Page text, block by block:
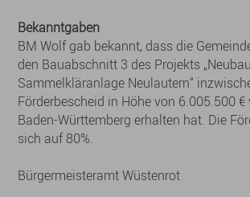
Bekanntgaben
BM Wolf gab bekannt, dass die
den Bauabschnitt 3 des Projekts „Neubau
Sammelkläranlage Neulautern“
Förderbescheid in Höhe von 6.005.500 €
Baden-Württemberg erhalten hat. Die
sich auf 80%.
Bürgermeisteramt Wüstenrot